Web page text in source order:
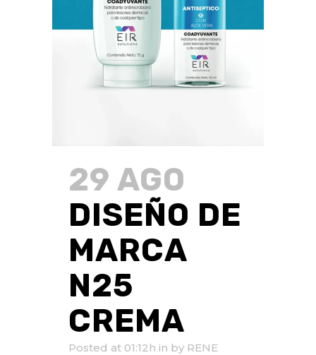
29 AGO
DISEÑO DE
MARCA
N25
CREMA
Posted at 01:12h in by RENE